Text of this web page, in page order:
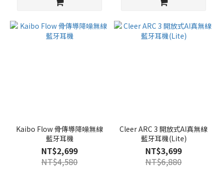
Kaibo Flow 骨傳導降噪無線
藍牙耳機
NT$2,699
NT$4,580
Cleer ARC 3 開放式AI真無線
藍牙耳機(Lite)
NT$3,699
NT$6,880